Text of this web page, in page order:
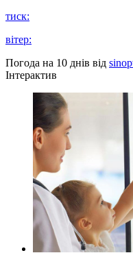
тиск:
вітер:
Погода на 10 днів від
Інтерактив